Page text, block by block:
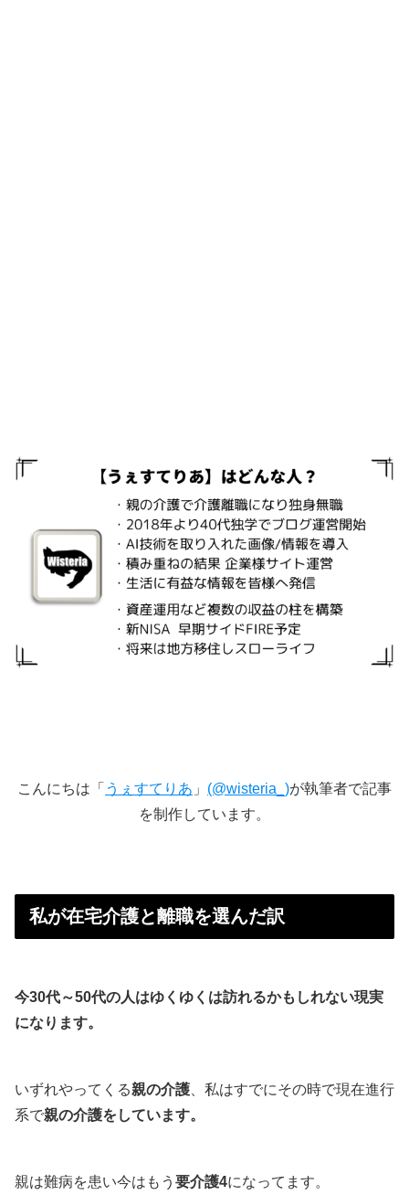
こんにちは「 うぇすてりあ 」 (@wisteria_)が執筆者で記事
を制作しています。
私が在宅介護と離職を選んだ訳
今30代～50代の人はゆくゆくは訪れるかもしれない現実
になります。
いずれやってくる親の介護 、私はすでにその時で現在進行
系で親の介護をしています。
親は難病を患い今はもう 要介護4になってます。